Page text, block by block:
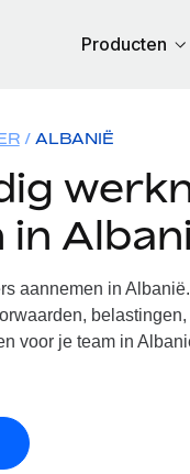
Producten
ALBANIË
in
aannemen in
voor je team in